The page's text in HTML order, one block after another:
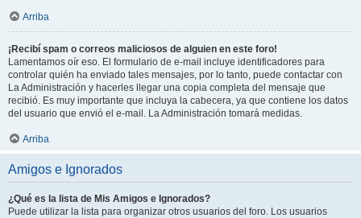
Arriba
¡Recibí spam o correos maliciosos de alguien en este foro!
Lamentamos oír eso. El formulario de e-mail incluye identificadores para
controlar quién ha enviado tales mensajes, por lo tanto, puede contactar con
La Administración y hacerles llegar una copia completa del mensaje que
recibió. Es muy importante que incluya la cabecera, ya que contiene los datos
del usuario que envió el e-mail. La Administración tomará medidas.
Arriba
Amigos e Ignorados
¿Qué es la lista de Mis Amigos e Ignorados?
Puede utilizar la lista para organizar otros usuarios del foro. Los usuarios